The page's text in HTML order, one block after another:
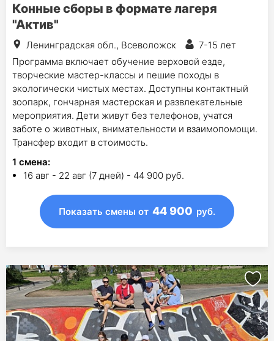
Конные сборы в формате лагеря
"Актив"
Ленинградская обл., Всеволожск
7-15 лет
Программа включает обучение верховой езде,
творческие мастер-классы и пешие походы в
экологически чистых местах. Доступны контактный
зоопарк, гончарная мастерская и развлекательные
мероприятия. Дети живут без телефонов, учатся
заботе о животных, внимательности и взаимопомощи.
Трансфер входит в стоимость.
1 смена:
16 авг - 22 авг (7 дней) - 44 900 руб.
Показать смены от 44 900 руб.